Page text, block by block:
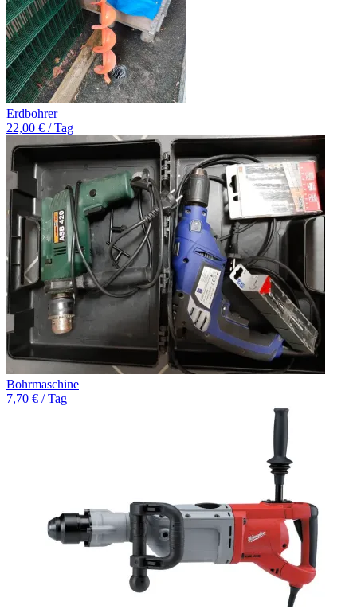
Erdbohrer
22,00 € / Tag
Bohrmaschine
7,70 € / Tag